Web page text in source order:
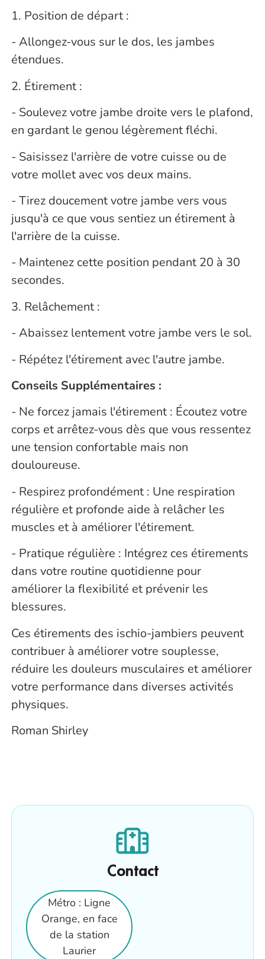
1. Position de départ :
- Allongez-vous sur le dos, les jambes
étendues.
2. Étirement :
- Soulevez votre jambe droite vers le plafond,
en gardant le genou légèrement fléchi.
- Saisissez l'arrière de votre cuisse ou de
votre mollet avec vos deux mains.
- Tirez doucement votre jambe vers vous
jusqu'à ce que vous sentiez un étirement à
l'arrière de la cuisse.
- Maintenez cette position pendant 20 à 30
secondes.
3. Relâchement :
- Abaissez lentement votre jambe vers le sol.
- Répétez l'étirement avec l'autre jambe.
Conseils Supplémentaires :
- Ne forcez jamais l'étirement : Écoutez votre
corps et arrêtez-vous dès que vous ressentez
une tension confortable mais non
douloureuse.
- Respirez profondément : Une respiration
régulière et profonde aide à relâcher les
muscles et à améliorer l'étirement.
- Pratique régulière : Intégrez ces étirements
dans votre routine quotidienne pour
améliorer la flexibilité et prévenir les
blessures.
Ces étirements des ischio-jambiers peuvent
contribuer à améliorer votre souplesse,
réduire les douleurs musculaires et améliorer
votre performance dans diverses activités
physiques.
Roman Shirley
Contact
Métro : Ligne
Orange, en face
de la station
Laurier